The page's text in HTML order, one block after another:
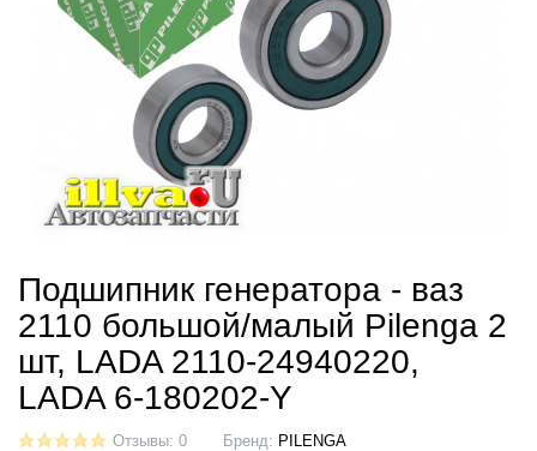
Подшипник генератора - ваз
2110 большой/малый Pilenga 2
шт, LADA 2110-24940220,
LADA 6-180202-Y
Отзывы: 0 Бренд: PILENGA